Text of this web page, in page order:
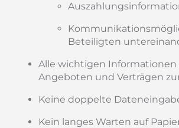
Beteiligten
Alle wichtigen Informationen
Angeboten und Verträgen
Keine doppelte
Kein langes Warten auf